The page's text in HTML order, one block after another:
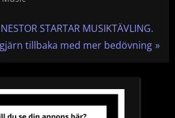
STARTAR MUSIKTÄVLING.
tillbaka med mer bedövning